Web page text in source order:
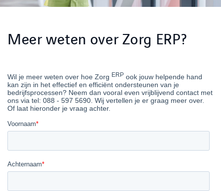
Meer weten over Zorg ERP?